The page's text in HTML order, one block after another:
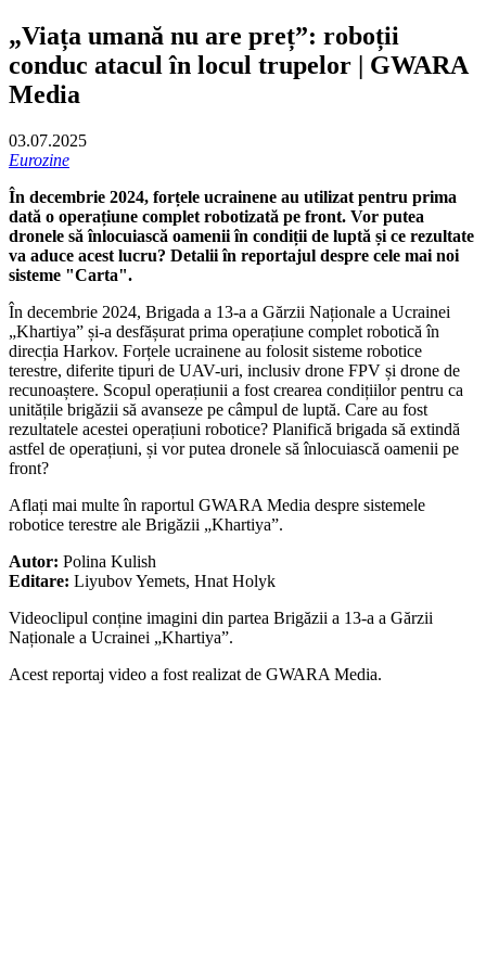
„Viața umană nu are preț”: roboții
conduc atacul în locul trupelor | GWARA
Media
03.07.2025
Eurozine
În decembrie 2024, forțele ucrainene au utilizat pentru prima
dată o operațiune complet robotizată pe front. Vor putea
dronele să înlocuiască oamenii în condiții de luptă și ce rezultate
va aduce acest lucru? Detalii în reportajul despre cele mai noi
sisteme "Carta".
În decembrie 2024, Brigada a 13-a a Gărzii Naționale a Ucrainei
„Khartiya” și-a desfășurat prima operațiune complet robotică în
direcția Harkov. Forțele ucrainene au folosit sisteme robotice
terestre, diferite tipuri de UAV-uri, inclusiv drone FPV și drone de
recunoaștere. Scopul operațiunii a fost crearea condițiilor pentru ca
unitățile brigăzii să avanseze pe câmpul de luptă. Care au fost
rezultatele acestei operațiuni robotice? Planifică brigada să extindă
astfel de operațiuni, și vor putea dronele să înlocuiască oamenii pe
front?
Aflați mai multe în raportul GWARA Media despre sistemele
robotice terestre ale Brigăzii „Khartiya”.
Autor: Polina Kulish
Editare: Liyubov Yemets, Hnat Holyk
Videoclipul conține imagini din partea Brigăzii a 13-a a Gărzii
Naționale a Ucrainei „Khartiya”.
Acest reportaj video a fost realizat de GWARA Media.